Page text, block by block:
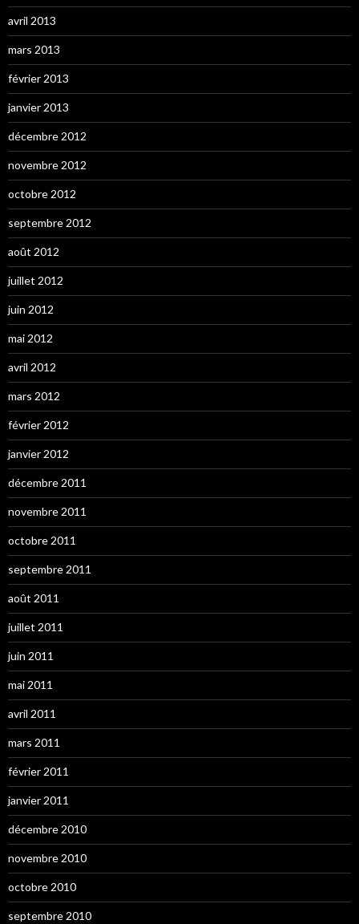
avril 2013
mars 2013
février 2013
janvier 2013
décembre 2012
novembre 2012
octobre 2012
septembre 2012
août 2012
juillet 2012
juin 2012
mai 2012
avril 2012
mars 2012
février 2012
janvier 2012
décembre 2011
novembre 2011
octobre 2011
septembre 2011
août 2011
juillet 2011
juin 2011
mai 2011
avril 2011
mars 2011
février 2011
janvier 2011
décembre 2010
novembre 2010
octobre 2010
septembre 2010